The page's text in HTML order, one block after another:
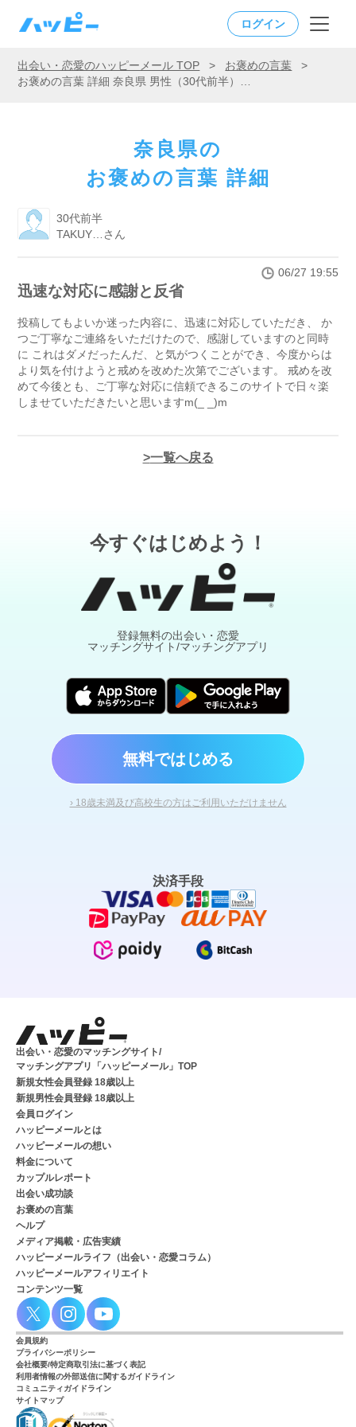
ログイン
出会い・恋愛のハッピーメール TOP > お褒めの言葉
>
奈良県の
お褒めの言葉 詳細
30代前半
TAKUY…さん
06/27 19:55
迅速な対応に感謝と反省
投稿してもよいか迷った内容に、迅速に対応していただき、 か
つご丁寧なご連絡をいただけたので、感謝していますのと同時
に これはダメだったんだ、と気がつくことができ、今度からは
より気を付けようと戒めを改めた次第でございます。 戒めを改
めて今後とも、ご丁寧な対応に信頼できるこのサイトで日々楽
しませていただきたいと思いますm(_ _)m
一覧へ戻る
今すぐはじめよう！
登録無料の出会い・恋愛
マッチングサイト/マッチングアプリ
無料ではじめる
› 18歳未満及び高校生の方はご利用いただけません
決済手段
出会い・恋愛のマッチングサイト/
マッチングアプリ「ハッピーメール」TOP
新規女性会員登録 18歳以上
新規男性会員登録 18歳以上
会員ログイン
ハッピーメールとは
ハッピーメールの想い
料金について
カップルレポート
出会い成功談
お褒めの言葉
ヘルプ
メディア掲載・広告実績
ハッピーメールライフ（出会い・恋愛コラム）
ハッピーメールアフィリエイト
コンテンツ一覧
会員規約
プライバシーポリシー
会社概要/特定商取引法に基づく表記
利用者情報の外部送信に関するガイドライン
コミュニティガイドライン
サイトマップ